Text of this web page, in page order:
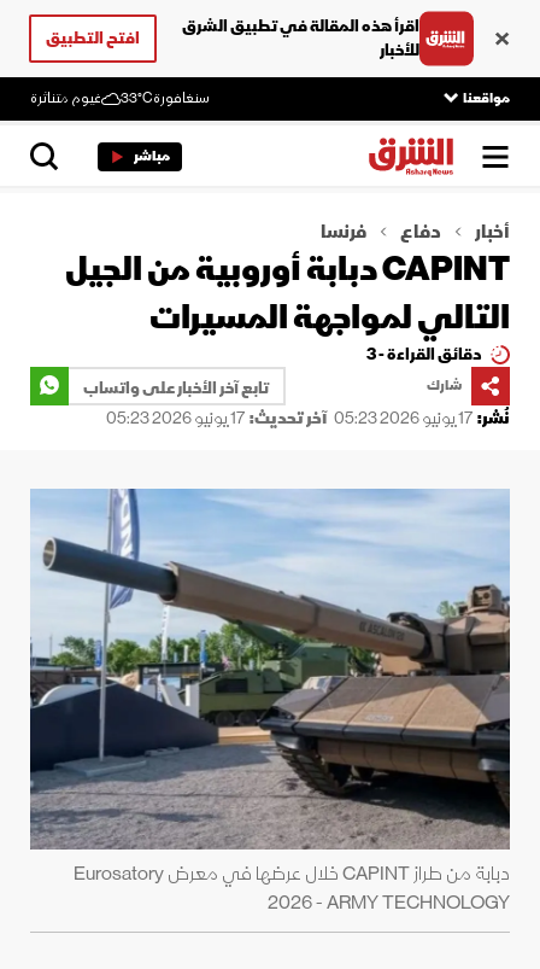
اقرأ هذه المقالة في تطبيق الشرق
للأخبار
افتح التطبيق
مواقعنا سنغافورة33°C غيوم متناثرة
مباشر
أخبار دفاع فرنسا
CAPINT دبابة أوروبية من الجيل
التالي لمواجهة المسيرات
دقائق القراءة - 3
شارك
تابع آخر الأخبار على واتساب
نُشر:17 يونيو 2026 05:23 آخر تحديث:17 يونيو 2026 05:23
دبابة من طراز CAPINT خلال عرضها في معرض Eurosatory
2026 - ARMY TECHNOLOGY